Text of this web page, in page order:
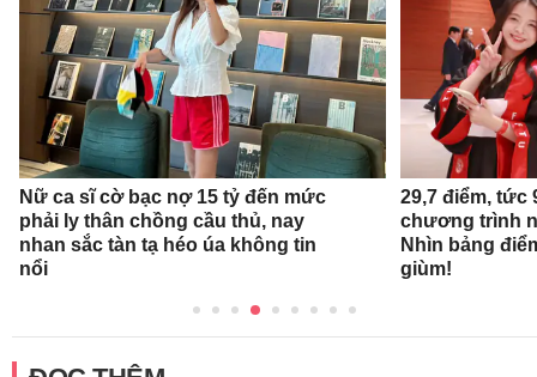
Nữ ca sĩ cờ bạc nợ 15 tỷ đến mức
phải ly thân chồng cầu thủ, nay
nhan sắc tàn tạ héo úa không tin
nổi
29,7 điểm, tức
chương trình
Nhìn bảng
giùm!